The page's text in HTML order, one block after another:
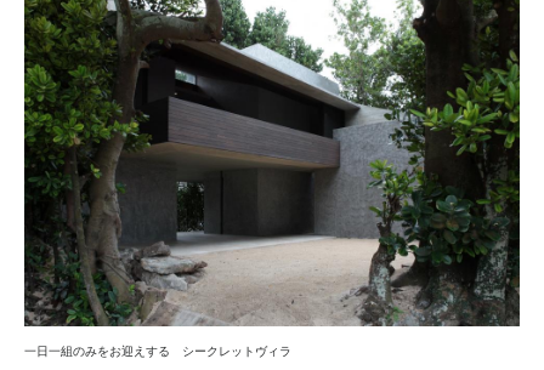
一日一組のみをお迎えする シークレットヴィラ